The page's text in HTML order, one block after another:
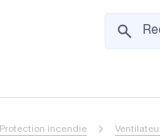
Protection incendie